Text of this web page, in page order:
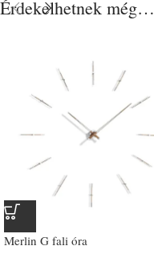
Érdekelhetnek még…
Merlin G fali óra